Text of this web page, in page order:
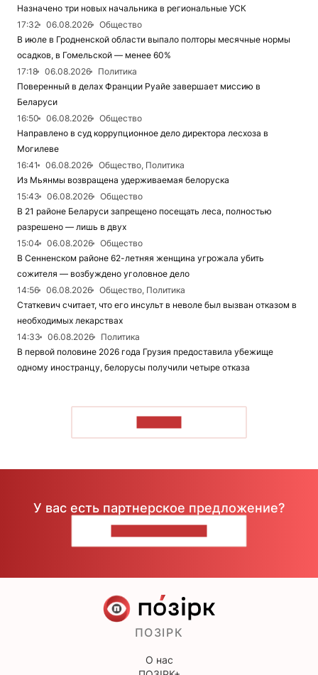
Назначено три новых начальника в региональные УСК
17:32
06.08.2026
Общество
В июле в Гродненской области выпало полторы месячные нормы
осадков, в Гомельской — менее 60%
17:18
06.08.2026
Политика
Поверенный в делах Франции Руайе завершает миссию в
Беларуси
16:50
06.08.2026
Общество
Направлено в суд коррупционное дело директора лесхоза в
Могилеве
16:41
06.08.2026
Общество, Политика
Из Мьянмы возвращена удерживаемая белоруска
15:43
06.08.2026
Общество
В 21 районе Беларуси запрещено посещать леса, полностью
разрешено — лишь в двух
15:04
06.08.2026
Общество
В Сенненском районе 62-летняя женщина угрожала убить
сожителя — возбуждено уголовное дело
14:56
06.08.2026
Общество, Политика
Статкевич считает, что его инсульт в неволе был вызван отказом в
необходимых лекарствах
14:33
06.08.2026
Политика
В первой половине 2026 года Грузия предоставила убежище
одному иностранцу, белорусы получили четыре отказа
У вас есть партнерское предложение?
ПОЗІРК
О нас